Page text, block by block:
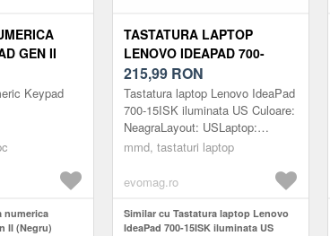
GEN II
Keypad
numerica
II (Negru)
TASTATURA LAPTOP
LENOVO IDEAPAD 700-
15ISK ILUMINATA US
215,99 RON
Tastatura laptop Lenovo IdeaPad
700-15ISK iluminata US Culoare:
NeagraLayout: USLaptop:
15.6inchGreutate: 200gCod
MMDLENOVO3611BUSNota-
mmd, tastaturi laptop
evomag.ro
Similar cu Tastatura laptop Lenovo
IdeaPad 700-15ISK iluminata US